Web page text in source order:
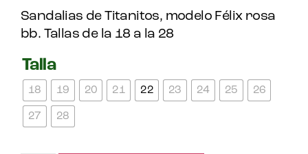
Sandalias de Titanitos, modelo Félix rosa
bb. Tallas de la 18 a la 28
Talla
18 19 20 21 22 23 24 25 26
27 28